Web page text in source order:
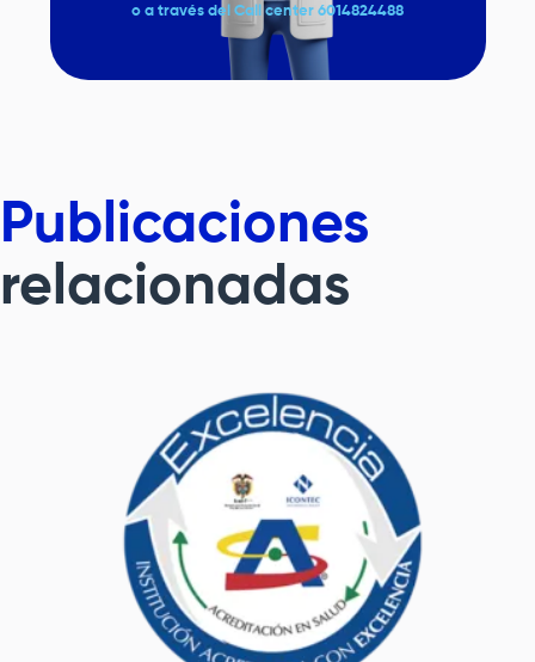
o a través del Call center 6014824488
Publicaciones
relacionadas